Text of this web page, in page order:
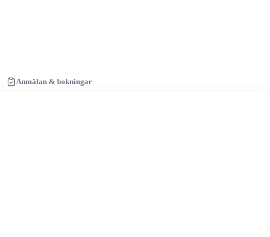
Anmälan & bokningar